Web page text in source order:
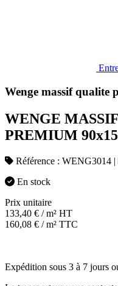
Wenge massif qualite
WENGE
PREMIUM
Référence : WENG3014 |
En stock
Prix unitaire
133,40 € / m² HT
160,08 € / m² TTC
Expédition sous 3 à 7 jours